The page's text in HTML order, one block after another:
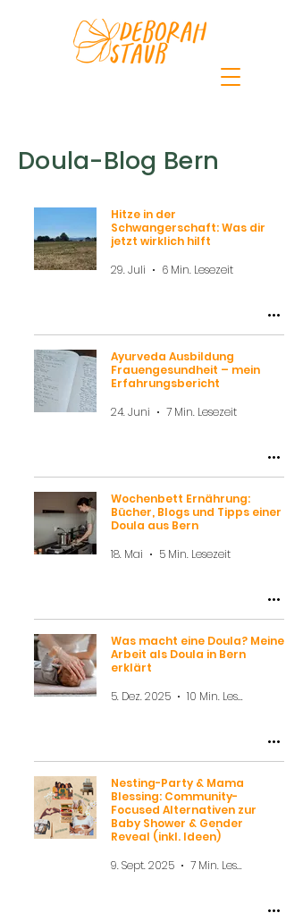
Doula-Blog Bern
Hitze in der
Schwangerschaft: Was dir
jetzt wirklich hilft
29. Juli
6 Min. Lesezeit
Ayurveda Ausbildung
Frauengesundheit – mein
Erfahrungsbericht
24. Juni
7 Min. Lesezeit
Wochenbett Ernährung:
Bücher, Blogs und Tipps einer
Doula aus Bern
18. Mai
5 Min. Lesezeit
Was macht eine Doula? Meine
Arbeit als Doula in Bern
erklärt
5. Dez. 2025
10 Min. Lesezeit
Nesting-Party & Mama
Blessing: Community-
Focused Alternativen zur
Baby Shower & Gender
Reveal (inkl. Ideen)
9. Sept. 2025
7 Min. Lesezeit